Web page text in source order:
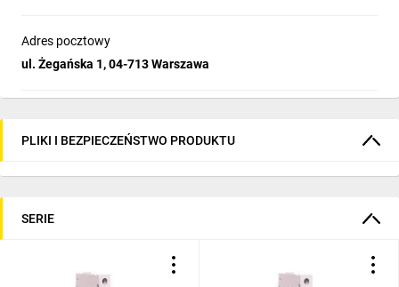
Adres pocztowy
ul. Żegańska 1, 04-713 Warszawa
PLIKI I BEZPIECZEŃSTWO PRODUKTU
SERIE